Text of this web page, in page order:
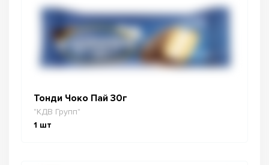
Тонди Чоко Пай 30г
"КДВ Групп"
1 шт